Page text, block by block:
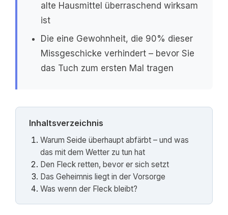
alte Hausmittel überraschend wirksam
ist
Die eine Gewohnheit, die 90% dieser
Missgeschicke verhindert – bevor Sie
das Tuch zum ersten Mal tragen
Inhaltsverzeichnis
Warum Seide überhaupt abfärbt – und was
das mit dem Wetter zu tun hat
Den Fleck retten, bevor er sich setzt
Das Geheimnis liegt in der Vorsorge
Was wenn der Fleck bleibt?